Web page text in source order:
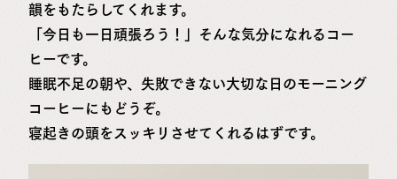
韻をもたらしてくれます。
「今日も一日頑張ろう！」そんな気分になれるコー
ヒーです。
睡眠不足の朝や、失敗できない大切な日のモーニング
コーヒーにもどうぞ。
寝起きの頭をスッキリさせてくれるはずです。